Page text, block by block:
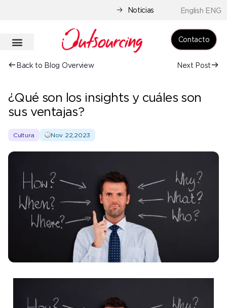
Noticias English ENG
Contacto
Back to Blog Overview Next Post
¿Qué son los insights y cuáles son
sus ventajas?
Cultura Nov 22,2023